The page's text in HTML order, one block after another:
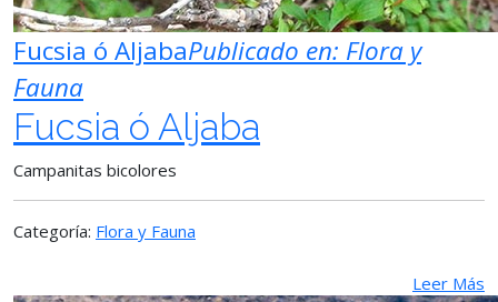
Fucsia ó AljabaPublicado en: Flora y
Fauna
Fucsia ó Aljaba
Campanitas bicolores
Categoría: Flora y Fauna
Leer Más